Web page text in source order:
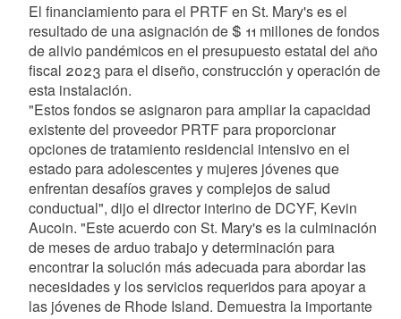
El financiamiento para el PRTF en St. Mary's es el
resultado de una asignación de $ 11 millones de fondos
de alivio pandémicos en el presupuesto estatal del año
fiscal 2023 para el diseño, construcción y operación de
esta instalación.
"Estos fondos se asignaron para ampliar la capacidad
existente del proveedor PRTF para proporcionar
opciones de tratamiento residencial intensivo en el
estado para adolescentes y mujeres jóvenes que
enfrentan desafíos graves y complejos de salud
conductual", dijo el director interino de DCYF, Kevin
Aucoin. "Este acuerdo con St. Mary's es la culminación
de meses de arduo trabajo y determinación para
encontrar la solución más adecuada para abordar las
necesidades y los servicios requeridos para apoyar a
las jóvenes de Rhode Island. Demuestra la importante